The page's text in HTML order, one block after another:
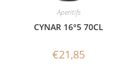
Aperitifs
CYNAR 16°5 70CL
€21,85